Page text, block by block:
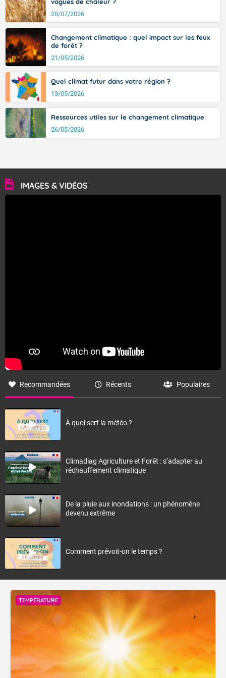
vagues de chaleur ?
28/07/2026
Changement climatique : quel impact sur les feux
de forêt ?
21/05/2026
Quel climat futur dans votre région ?
13/05/2026
Ressources utiles sur le changement climatique
26/05/2026
IMAGES & VIDÉOS
Recommandées Récents Populaires
À quoi sert la météo ?
Climadiag Agriculture et Forêt : s’adapter au
réchauffement climatique
De la pluie aux inondations : un phénomène
devenu extrême
Comment prévoit-on le temps ?
TEMPÉRATURE